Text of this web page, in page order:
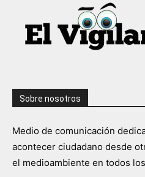
Sobre nosotros
Medio de comunicación
acontecer ciudadano desde
el medioambiente en todos